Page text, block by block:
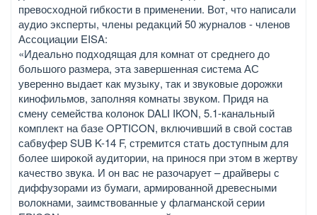
превосходной гибкости в применении. Вот, что написали
аудио эксперты, члены редакций 50 журналов - членов
Ассоциации EISA:
«Идеально подходящая для комнат от среднего до
большого размера, эта завершенная система АС
уверенно выдает как музыку, так и звуковые дорожки
кинофильмов, заполняя комнаты звуком. Придя на
смену семейства колонок DALI IKON, 5.1-канальный
комплект на базе OPTICON, включивший в свой состав
сабвуфер SUB K-14 F, стремится стать доступным для
более широкой аудитории, на принося при этом в жертву
качество звука. И он вас не разочарует – драйверы с
диффузорами из бумаги, армированной древесными
волокнами, заимствованные у флагманской серии